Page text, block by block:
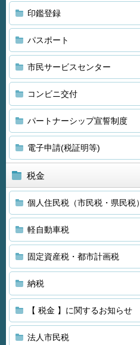
印鑑登録
パスポート
市民サービスセンター
コンビニ交付
パートナーシップ宣誓制度
電子申請(税証明等)
税金
個人住民税（市民税・県民税）
軽自動車税
固定資産税・都市計画税
納税
【 税金 】に関するお知らせ
法人市民税